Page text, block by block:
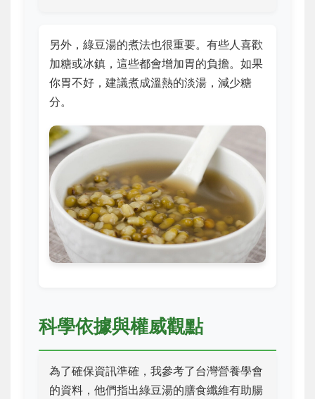
另外，綠豆湯的煮法也很重要。有些人喜歡
加糖或冰鎮，這些都會增加胃的負擔。如果
你胃不好，建議煮成溫熱的淡湯，減少糖
分。
科學依據與權威觀點
為了確保資訊準確，我參考了台灣營養學會
的資料，他們指出綠豆湯的膳食纖維有助腸